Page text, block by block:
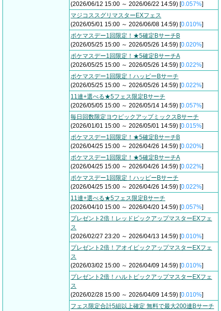
(2026/06/12 15:00 ～ 2026/06/22 14:59) [0.057%]
マジコススグリマスターEXフェス
(2026/05/01 15:00 ～ 2026/06/08 14:59) [0.010%]
ポケマスデー1回限定！★5確定BサーチB
(2026/05/25 15:00 ～ 2026/05/26 14:59) [0.020%]
ポケマスデー1回限定！★5確定BサーチA
(2026/05/25 15:00 ～ 2026/05/26 14:59) [0.022%]
ポケマスデー1回限定！ハッピーBサーチ
(2026/05/25 15:00 ～ 2026/05/26 14:59) [0.022%]
11連+選べる★5フェス限定Bサーチ
(2026/05/05 15:00 ～ 2026/05/14 14:59) [0.057%]
毎日回数限定ヨウピックアップミックスBサーチ
(2026/01/01 15:00 ～ 2026/05/01 14:59) [0.015%]
ポケマスデー1回限定！★5確定BサーチB
(2026/04/25 15:00 ～ 2026/04/26 14:59) [0.020%]
ポケマスデー1回限定！★5確定BサーチA
(2026/04/25 15:00 ～ 2026/04/26 14:59) [0.022%]
ポケマスデー1回限定！ハッピーBサーチ
(2026/04/25 15:00 ～ 2026/04/26 14:59) [0.022%]
11連+選べる★5フェス限定Bサーチ
(2026/04/10 15:00 ～ 2026/04/20 14:59) [0.057%]
プレゼント2倍！レッドピックアップマスターEXフェ
ス
(2026/02/27 23:20 ～ 2026/04/13 14:59) [0.010%]
プレゼント2倍！アオイピックアップマスターEXフェ
ス
(2026/03/02 15:00 ～ 2026/04/09 14:59) [0.010%]
プレゼント2倍！ハルトピックアップマスターEXフェ
ス
(2026/02/28 15:00 ～ 2026/04/09 14:59) [0.010%]
フェス限定合計5組以上確定 無料で最大200連Bサーチ